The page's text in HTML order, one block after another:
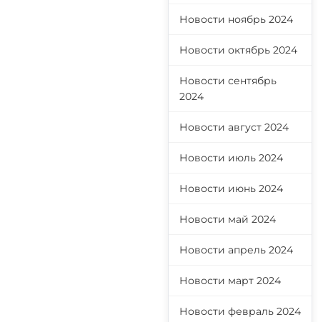
Новости ноябрь 2024
Новости октябрь 2024
Новости сентябрь
2024
Новости август 2024
Новости июль 2024
Новости июнь 2024
Новости май 2024
Новости апрель 2024
Новости март 2024
Новости февраль 2024